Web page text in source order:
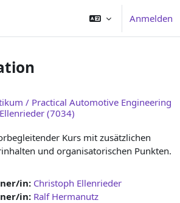
Anmelden
/ Practical Automotive Engineering
(7034)
Kurs mit zusätzlichen
und organisatorischen Punkten.
in: Christoph Ellenrieder
in: Ralf Hermanutz